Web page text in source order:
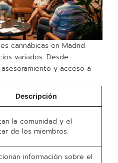
cannábicas en Madrid
variados. Desde
y acceso a
Descripción
la comunidad y el
de los miembros.
información sobre el